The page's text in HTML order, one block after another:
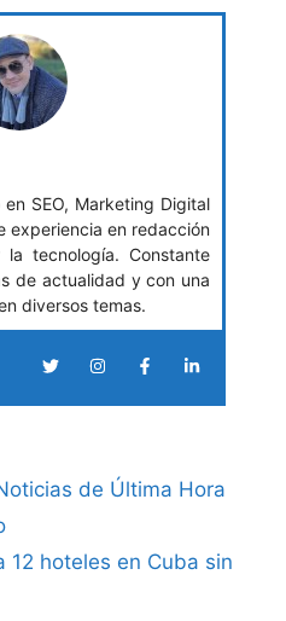
SEO, Marketing Digital
experiencia en redacción
tecnología. Constante
de actualidad y con una
diversos temas.
de Última Hora
12 hoteles en Cuba sin